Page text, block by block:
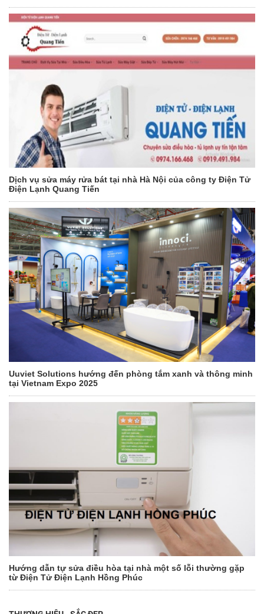
Dịch vụ sửa máy rửa bát tại nhà Hà Nội của công ty Điện Tử
Điện Lạnh Quang Tiến
Uuviet Solutions hướng đến phòng tắm xanh và thông minh
tại Vietnam Expo 2025
Hướng dẫn tự sửa điều hòa tại nhà một số lỗi thường gặp
từ Điện Tử Điện Lạnh Hồng Phúc